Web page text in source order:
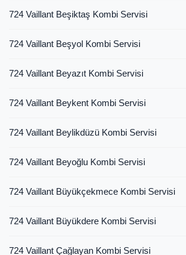
724 Vaillant Beşiktaş Kombi Servisi
724 Vaillant Beşyol Kombi Servisi
724 Vaillant Beyazıt Kombi Servisi
724 Vaillant Beykent Kombi Servisi
724 Vaillant Beylikdüzü Kombi Servisi
724 Vaillant Beyoğlu Kombi Servisi
724 Vaillant Büyükçekmece Kombi Servisi
724 Vaillant Büyükdere Kombi Servisi
724 Vaillant Çağlayan Kombi Servisi